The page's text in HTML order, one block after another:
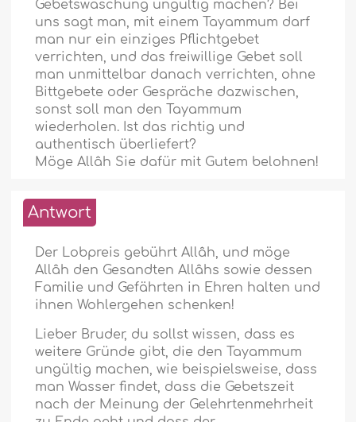
Gebetswaschung ungültig machen? Bei
uns sagt man, mit einem Tayammum darf
man nur ein einziges Pflichtgebet
verrichten, und das freiwillige Gebet soll
man unmittelbar danach verrichten, ohne
Bittgebete oder Gespräche dazwischen,
sonst soll man den Tayammum
wiederholen. Ist das richtig und
authentisch überliefert?
Möge Allâh Sie dafür mit Gutem belohnen!
Antwort
Der Lobpreis gebührt Allâh, und möge
Allâh den Gesandten Allâhs sowie dessen
Familie und Gefährten in Ehren halten und
ihnen Wohlergehen schenken!
Lieber Bruder, du sollst wissen, dass es
weitere Gründe gibt, die den Tayammum
ungültig machen, wie beispielsweise, dass
man Wasser findet, dass die Gebetszeit
nach der Meinung der Gelehrtenmehrheit